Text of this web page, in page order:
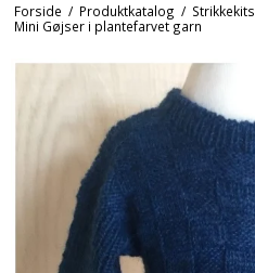
Forside / Produktkatalog / Strikkekits
Mini Gøjser i plantefarvet garn